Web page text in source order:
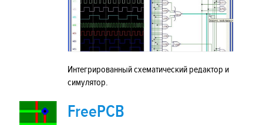
Интегрированный схематический редактор и
симулятор.
FreePCB